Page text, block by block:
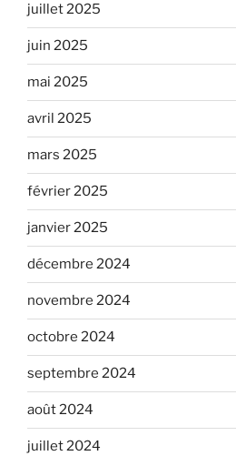
juillet 2025
juin 2025
mai 2025
avril 2025
mars 2025
février 2025
janvier 2025
décembre 2024
novembre 2024
octobre 2024
septembre 2024
août 2024
juillet 2024